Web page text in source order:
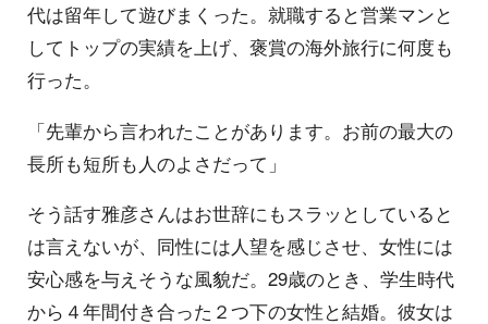
代は留年して遊びまくった。就職すると営業マンと
してトップの実績を上げ、褒賞の海外旅行に何度も
行った。
「先輩から言われたことがあります。お前の最大の
長所も短所も人のよさだって」
そう話す雅彦さんはお世辞にもスラッとしていると
は言えないが、同性には人望を感じさせ、女性には
安心感を与えそうな風貌だ。29歳のとき、学生時代
から４年間付き合った２つ下の女性と結婚。彼女は